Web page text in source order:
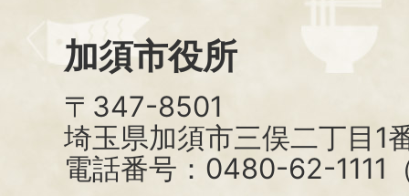
加須市役所
〒347-8501
埼玉県加須市三俣二丁目1
電話番号：0480-62-1111